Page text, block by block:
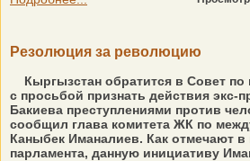
Резолюция за революцию
Кыргызстан обратится в Совет
с просьбой признать действия экс-
Бакиева преступлениями против
сообщил глава комитета ЖК по
Каныбек Иманалиев. Как отмечают в
парламента, данную инициативу